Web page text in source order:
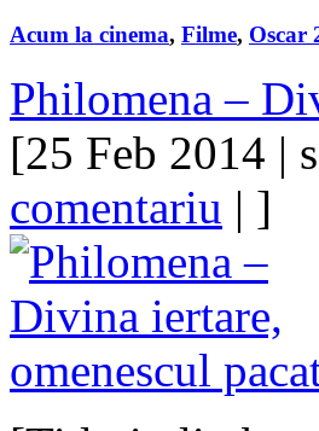
Acum la cinema, Filme, Oscar
Philomena –
[25 Feb 2014 |
comentariu | ]